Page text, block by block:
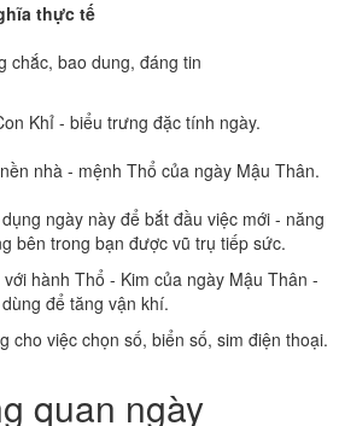
thực tế
chắc, bao dung, đáng tin
Khỉ - biểu trưng đặc tính ngày.
nhà - mệnh Thổ của ngày Mậu Thân.
ngày này để bắt đầu việc mới - năng
bên trong bạn được vũ trụ tiếp sức.
với hành Thổ - Kim của ngày Mậu Thân -
để tăng vận khí.
cho việc chọn số, biển số, sim điện thoại.
quan ngày